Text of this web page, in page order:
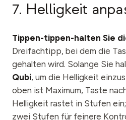
7. Helligkeit
Tippen-tippen-halten Sie
Dreifachtipp, bei dem die
gehalten wird. Solange Sie
Qubi, um die Helligkeit
oben ist Maximum, Taste
Helligkeit rastet in Stufen
zwei Stufen für feinere